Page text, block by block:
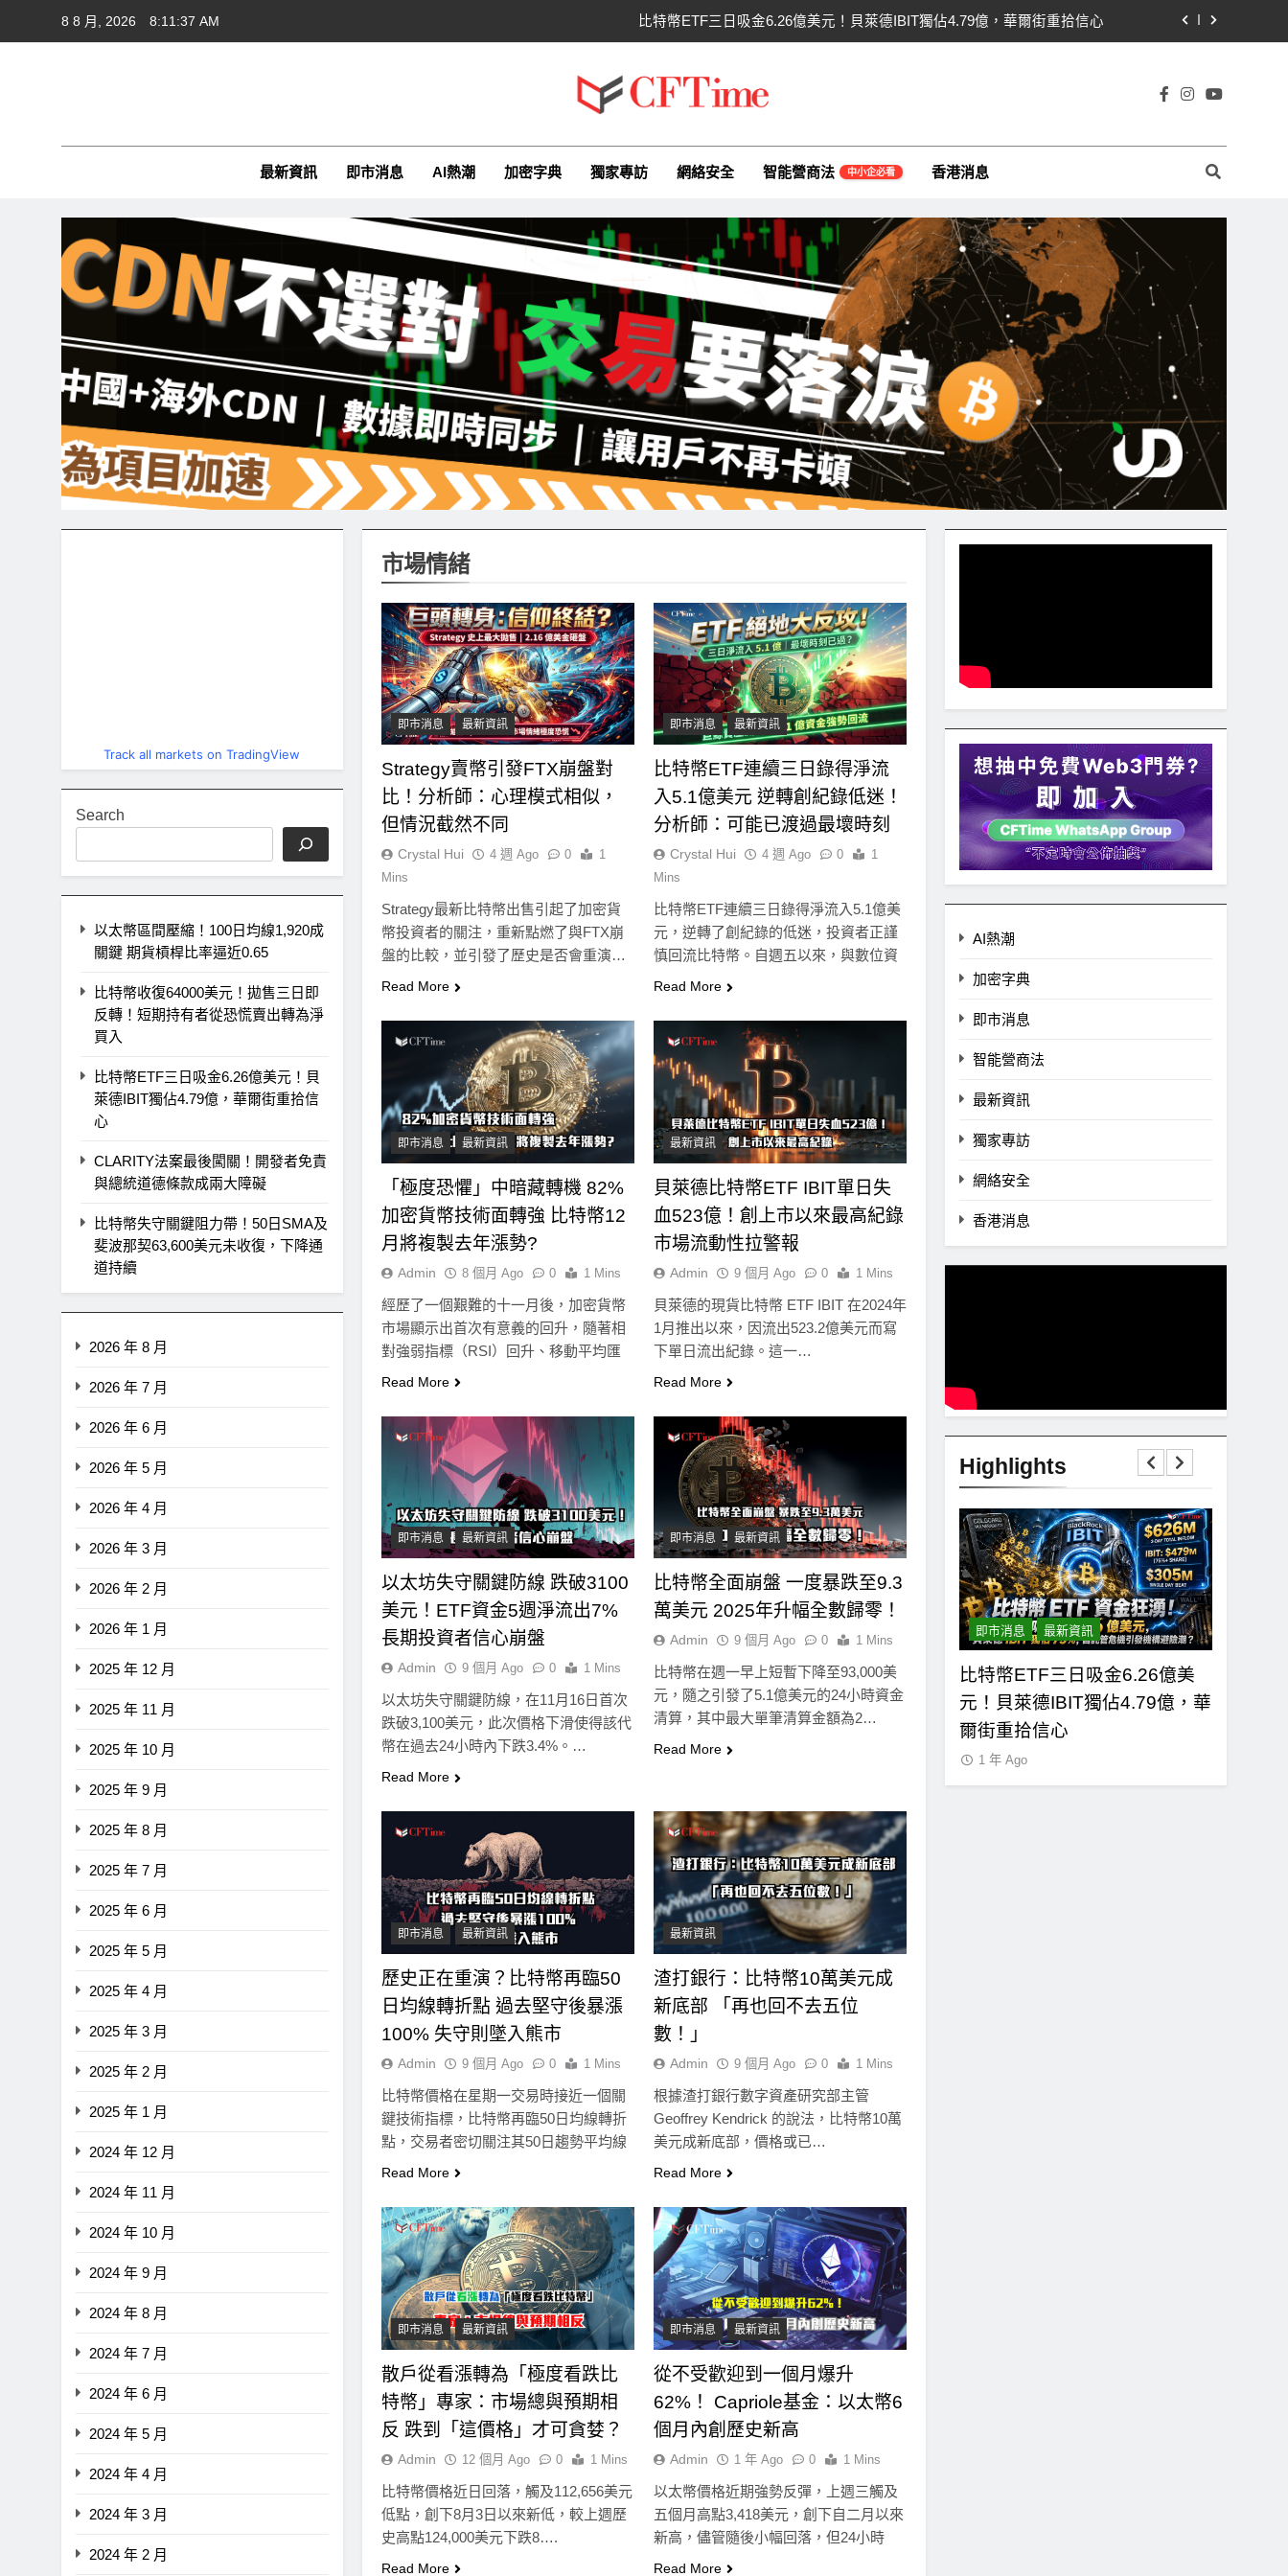
8 8 月, 2026 8:11:38 AM 比特幣ETF三日吸金6.26億美元！貝萊德IBIT獨佔4.79億，華爾街重拾信心
以太幣區間壓縮！100日均線1,920成關鍵 期貨槓桿比率逼近0.65
比特幣收復64000美元！拋售三日即反轉！短期持有者從恐慌賣出轉為淨買入
CLARITY法案最後闖關！開發者免責與總統道德條款成兩大障礙
Cftime.io
CFTime與你一同探索有關AI（ChatGPT）、區塊鏈、NFT、加密貨幣、元宇宙及金融科技FinTech等資訊。
最新資訊
即市消息 AI熱潮 加密字典 獨家專訪 網絡安全 智能營商法 中小企必看 香港消息
Track all markets on TradingView
Search
以太幣區間壓縮！100日均線1,920成
關鍵 期貨槓桿比率逼近0.65
比特幣收復64000美元！拋售三日即
反轉！短期持有者從恐慌賣出轉為淨
買入
比特幣ETF三日吸金6.26億美元！貝
萊德IBIT獨佔4.79億，華爾街重拾信
心
CLARITY法案最後闖關！開發者免責
與總統道德條款成兩大障礙
比特幣失守關鍵阻力帶！50日SMA及
斐波那契63,600美元未收復，下降通
道持續
2026 年 8 月
2026 年 7 月
2026 年 6 月
2026 年 5 月
2026 年 4 月
2026 年 3 月
2026 年 2 月
2026 年 1 月
2025 年 12 月
2025 年 11 月
2025 年 10 月
2025 年 9 月
2025 年 8 月
2025 年 7 月
2025 年 6 月
2025 年 5 月
2025 年 4 月
2025 年 3 月
2025 年 2 月
2025 年 1 月
2024 年 12 月
2024 年 11 月
2024 年 10 月
2024 年 9 月
2024 年 8 月
2024 年 7 月
2024 年 6 月
2024 年 5 月
2024 年 4 月
2024 年 3 月
2024 年 2 月
市場情緒
即市消息 最新資訊
Strategy賣幣引發FTX崩盤對
比！分析師：心理模式相似，
但情況截然不同
Crystal Hui 4 週 Ago 0
1
Mins
Strategy最新比特幣出售引起了加密貨
幣投資者的關注，重新點燃了與FTX崩
盤的比較，並引發了歷史是否會重演…
Read More
即市消息 最新資訊
比特幣ETF連續三日錄得淨流
入5.1億美元 逆轉創紀錄低迷！
分析師：可能已渡過最壞時刻
Crystal Hui 4 週 Ago 0
1
Mins
比特幣ETF連續三日錄得淨流入5.1億美
元，逆轉了創紀錄的低迷，投資者正謹
慎回流比特幣。自週五以來，與數位資
產…
Read More
即市消息 最新資訊
「極度恐懼」中暗藏轉機 82%
加密貨幣技術面轉強 比特幣12
月將複製去年漲勢?
Admin 8 個月 Ago 0 1 Mins
經歷了一個艱難的十一月後，加密貨幣
市場顯示出首次有意義的回升，隨著相
對強弱指標（RSI）回升、移動平均匯
聚發散…
Read More
最新資訊
貝萊德比特幣ETF IBIT單日失
血523億！創上市以來最高紀錄
市場流動性拉警報
Admin 9 個月 Ago 0 1 Mins
貝萊德的現貨比特幣 ETF IBIT 在2024年
1月推出以來，因流出523.2億美元而寫
下單日流出紀錄。這一…
Read More
即市消息 最新資訊
以太坊失守關鍵防線 跌破3100
美元！ETF資金5週淨流出7%
長期投資者信心崩盤
Admin 9 個月 Ago 0 1 Mins
以太坊失守關鍵防線，在11月16日首次
跌破3,100美元，此次價格下滑使得該代
幣在過去24小時內下跌3.4%。…
Read More
即市消息 最新資訊
比特幣全面崩盤 一度暴跌至9.3
萬美元 2025年升幅全數歸零！
Admin 9 個月 Ago 0 1 Mins
比特幣在週一早上短暫下降至93,000美
元，隨之引發了5.1億美元的24小時資金
清算，其中最大單筆清算金額為2…
Read More
即市消息 最新資訊
歷史正在重演？比特幣再臨50
日均線轉折點 過去堅守後暴漲
100% 失守則墜入熊市
Admin 9 個月 Ago 0 1 Mins
比特幣價格在星期一交易時接近一個關
鍵技術指標，比特幣再臨50日均線轉折
點，交易者密切關注其50日趨勢平均線
是否…
Read More
最新資訊
渣打銀行：比特幣10萬美元成
新底部 「再也回不去五位
數！」
Admin 9 個月 Ago 0 1 Mins
根據渣打銀行數字資產研究部主管
Geoffrey Kendrick 的說法，比特幣10萬
美元成新底部，價格或已…
Read More
即市消息 最新資訊
散戶從看漲轉為「極度看跌比
特幣」專家：市場總與預期相
反 跌到「這價格」才可貪婪？
Admin 12 個月 Ago 0 1 Mins
比特幣價格近日回落，觸及112,656美元
低點，創下8月3日以來新低，較上週歷
史高點124,000美元下跌8….
Read More
即市消息 最新資訊
從不受歡迎到一個月爆升
62%！ Capriole基金：以太幣6
個月內創歷史新高
Admin 1 年 Ago 0 1 Mins
以太幣價格近期強勢反彈，上週三觸及
五個月高點3,418美元，創下自二月以來
新高，儘管隨後小幅回落，但24小時
漲…
Read More
AI熱潮
加密字典
即市消息
智能營商法
最新資訊
獨家專訪
網絡安全
香港消息
Highlights
CLARITY法案最後闖關！開發
者免責與總統道德條款成兩大
即市消息 最新資訊
以太幣區間壓縮！100日均線
1,920成關鍵 期貨槓桿比率逼近
0.65
1 年 Ago
即市消息
比特幣收復64000美元！拋售三
日即反轉！短期持有者從恐慌
賣出轉為淨買入
即市消息 最新資訊
比特幣ETF三日吸金6.26億美
元！貝萊德IBIT獨佔4.79億，華
爾街重拾信心
1 年 Ago